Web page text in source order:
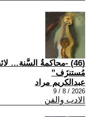
(46) -محاكمةُ السَّنة…
مُستنزَف”
عبدالكريم مراد
2026 / 8 / 9
الادب والفن